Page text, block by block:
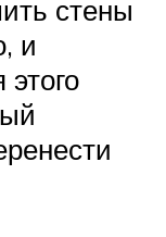
стены
и